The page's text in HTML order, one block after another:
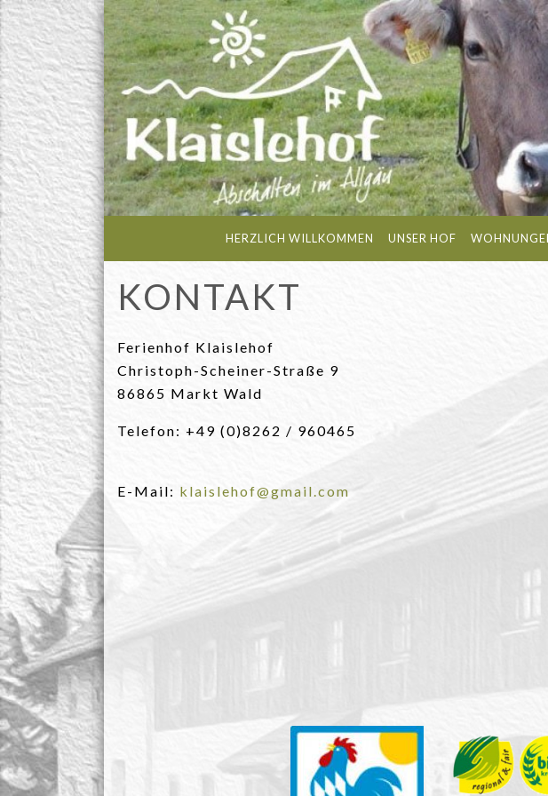
NAVIGATION ÜBERSPRINGEN
HERZLICH WILLKOMMEN UNSER HOF
KONTAKT
Ferienhof Klaislehof
Christoph-Scheiner-Straße 9
86865 Markt Wald
Telefon: +49 (0)8262 / 960465
E-Mail: klaislehof@gmail.com